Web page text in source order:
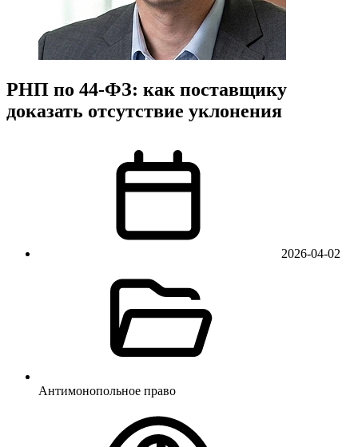
РНП по 44-ФЗ: как поставщику
доказать отсутствие уклонения
2026-04-02
Антимонопольное право